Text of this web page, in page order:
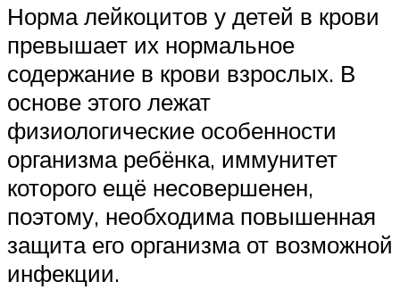
Норма лейкоцитов у детей в крови
превышает их нормальное
содержание в крови взрослых. В
основе этого лежат
физиологические особенности
организма ребёнка, иммунитет
которого ещё несовершенен,
поэтому, необходима повышенная
защита его организма от возможной
инфекции.